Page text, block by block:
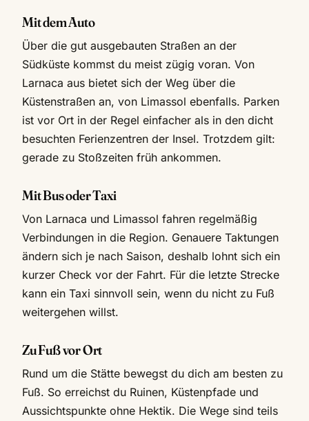
Mit dem Auto
Über die gut ausgebauten Straßen an der
Südküste kommst du meist zügig voran. Von
Larnaca aus bietet sich der Weg über die
Küstenstraßen an, von Limassol ebenfalls. Parken
ist vor Ort in der Regel einfacher als in den dicht
besuchten Ferienzentren der Insel. Trotzdem gilt:
gerade zu Stoßzeiten früh ankommen.
Mit Bus oder Taxi
Von Larnaca und Limassol fahren regelmäßig
Verbindungen in die Region. Genauere Taktungen
ändern sich je nach Saison, deshalb lohnt sich ein
kurzer Check vor der Fahrt. Für die letzte Strecke
kann ein Taxi sinnvoll sein, wenn du nicht zu Fuß
weitergehen willst.
Zu Fuß vor Ort
Rund um die Stätte bewegst du dich am besten zu
Fuß. So erreichst du Ruinen, Küstenpfade und
Aussichtspunkte ohne Hektik. Die Wege sind teils